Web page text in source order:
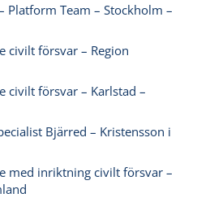
Platform Team – Stockholm –
civilt försvar – Region
civilt försvar – Karlstad –
Bjärred – Kristensson i
med inriktning civilt försvar –